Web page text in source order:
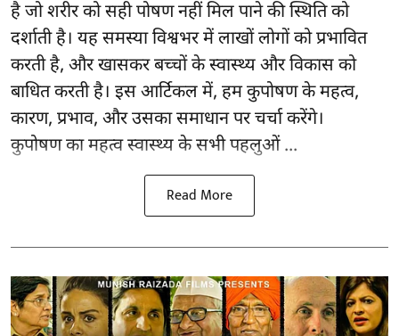
है जो शरीर को सही पोषण नहीं मिल पाने की स्थिति को
दर्शाती है। यह समस्या विश्वभर में लाखों लोगों को प्रभावित
करती है, और खासकर बच्चों के स्वास्थ्य और विकास को
बाधित करती है। इस आर्टिकल में, हम कुपोषण के महत्व,
कारण, प्रभाव, और उसका समाधान पर चर्चा करेंगे।
कुपोषण का महत्व स्वास्थ्य के सभी पहलुओं ...
Read More